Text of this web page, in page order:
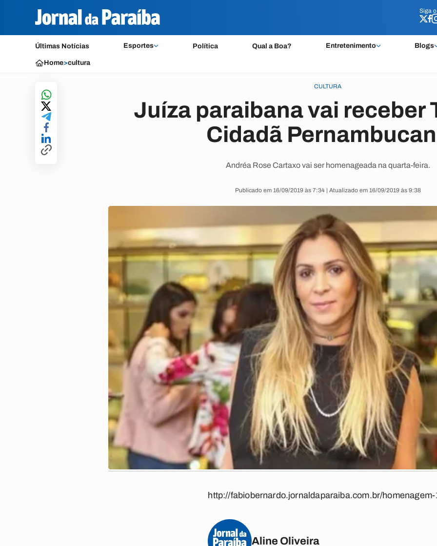
Siga
Últimas Notícias Esportes Política Qual a Boa? Entretenimento Blogs
Siga
Home>cultura
CULTURA
Juíza paraibana vai receber
Cidadã
Andréa Rose Cartaxo vai ser homenageada na quarta-feira.
Publicado em 16/09/2019 às 7:34 | Atualizado em 16/09/2019 às 9:38
http://fabiobernardo.jornaldaparaiba.com.br/homenagem-
Aline Oliveira